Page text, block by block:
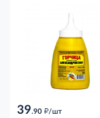
39.90 д/шт